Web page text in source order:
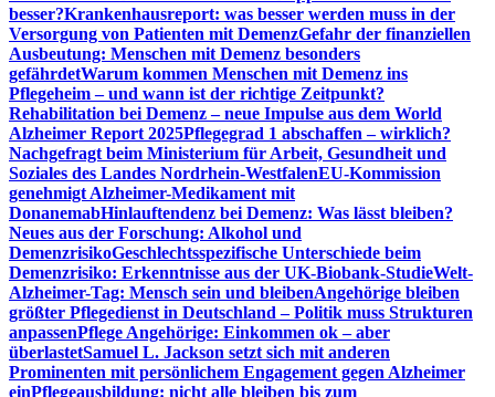
besser?Krankenhausreport: was besser werden muss in der
Versorgung von Patienten mit DemenzGefahr der finanziellen
Ausbeutung: Menschen mit Demenz besonders
gefährdetWarum kommen Menschen mit Demenz ins
Pflegeheim – und wann ist der richtige Zeitpunkt?
Rehabilitation bei Demenz – neue Impulse aus dem World
Alzheimer Report 2025Pflegegrad 1 abschaffen – wirklich?
Nachgefragt beim Ministerium für Arbeit, Gesundheit und
Soziales des Landes Nordrhein-WestfalenEU-Kommission
genehmigt Alzheimer-Medikament mit
DonanemabHinlauftendenz bei Demenz: Was lässt bleiben?
Neues aus der Forschung: Alkohol und
DemenzrisikoGeschlechtsspezifische Unterschiede beim
Demenzrisiko: Erkenntnisse aus der UK-Biobank-StudieWelt-
Alzheimer-Tag: Mensch sein und bleibenAngehörige bleiben
größter Pflegedienst in Deutschland – Politik muss Strukturen
anpassenPflege Angehörige: Einkommen ok – aber
überlastetSamuel L. Jackson setzt sich mit anderen
Prominenten mit persönlichem Engagement gegen Alzheimer
einPflegeausbildung: nicht alle bleiben bis zum